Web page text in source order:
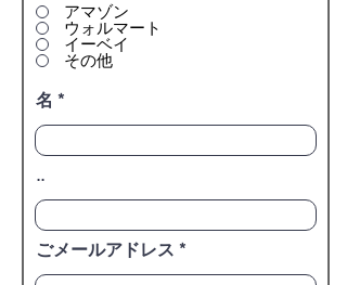
アマゾン
ウォルマート
イーベイ
その他
名
..
ごメールアドレス